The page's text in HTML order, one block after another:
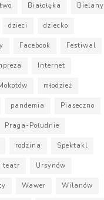
Białołęka Bielany
dzieci dziecko
Facebook Festiwal
Internet
młodzież
pandemia Piaseczno
Praga-Południe
rodzina Spektakl
teatr Ursynów
Wawer Wilanów